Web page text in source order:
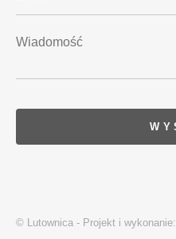
© Lutownica - Projekt i wykonanie: